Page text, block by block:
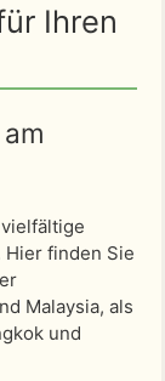
Ihren
finden Sie
Malaysia, als
und